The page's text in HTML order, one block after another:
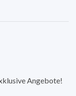
Angebote!